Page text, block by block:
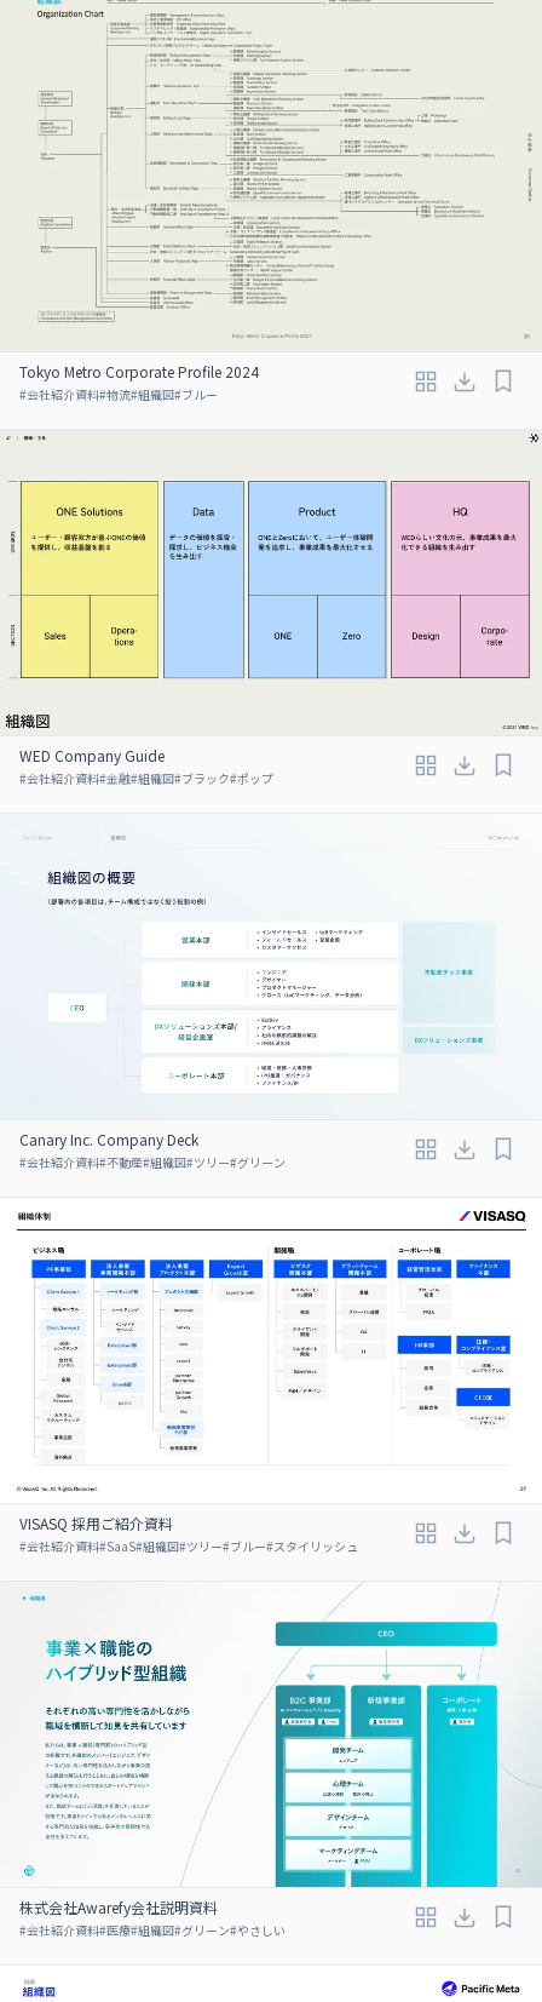
Tokyo Metro Corporate Profile 2024
#会社紹介資料#物流#組織図#ブルー
WED Company Guide
#会社紹介資料#金融#組織図#ブラック#ポップ
Canary Inc. Company Deck
#会社紹介資料#不動産#組織図#ツリー#グリーン
VISASQ 採用ご紹介資料
#会社紹介資料#SaaS#組織図#ツリー#ブルー#スタイリッシュ
株式会社Awarefy会社説明資料
#会社紹介資料#医療#組織図#グリーン#やさしい